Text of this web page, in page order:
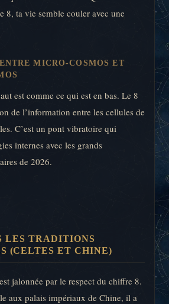
8, ta vie semble couler avec une
MICRO-COSMOS ET
est comme ce qui est en bas. Le 8
de l’information entre les cellules de
C’est un pont vibratoire qui
internes avec les grands
de 2026.
LES TRADITIONS
(CELTES ET CHINE)
jalonnée par le respect du chiffre 8.
aux palais impériaux de Chine, il a